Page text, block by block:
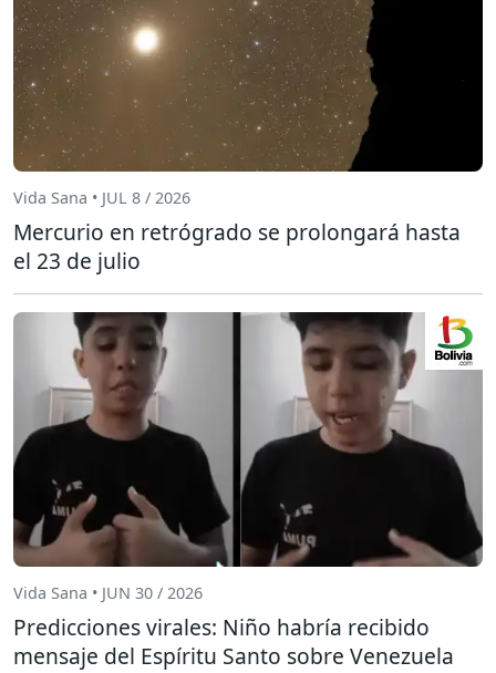
Vida Sana • JUL 8 / 2026
Mercurio en retrógrado se prolongará hasta
el 23 de julio
Vida Sana • JUN 30 / 2026
Predicciones virales: Niño habría recibido
mensaje del Espíritu Santo sobre Venezuela